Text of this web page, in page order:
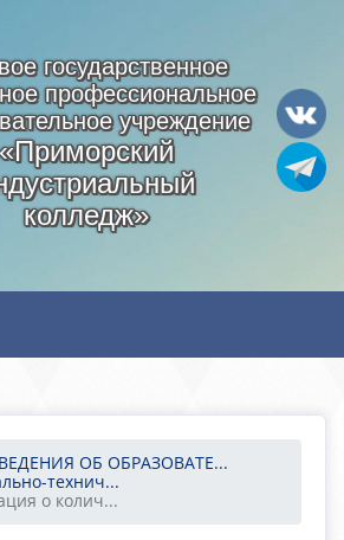
государственное
профессиональное
учреждение
«Приморский
колледж»
ОБ ОБРАЗОВАТЕ...
технич...
о колич...